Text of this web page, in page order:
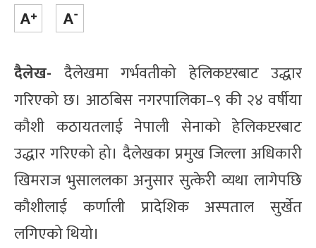
दैलेख- दैलेखमा गर्भवतीको हेलिकप्टरबाट उद्धार
गरिएको छ। आठबिस नगरपालिका–९ की २४ वर्षीया
कौशी कठायतलाई नेपाली सेनाको हेलिकप्टरबाट
उद्धार गरिएको हो। दैलेखका प्रमुख जिल्ला अधिकारी
खिमराज भुसाललका अनुसार सुत्केरी व्यथा लागेपछि
कौशीलाई कर्णाली प्रादेशिक अस्पताल सुर्खेत
लगिएको थियो।